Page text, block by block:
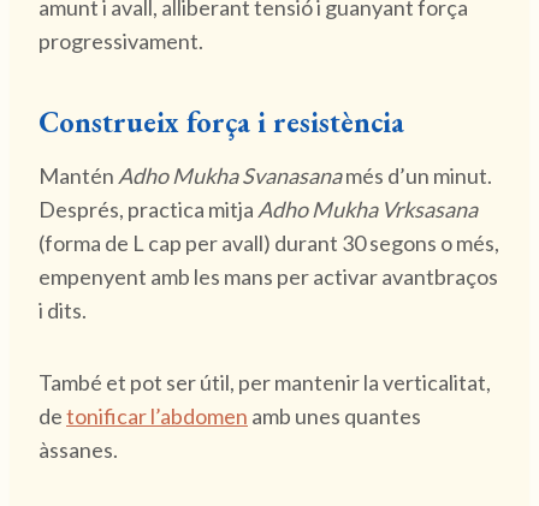
amunt i avall, alliberant tensió i guanyant força
progressivament.
Construeix força i resistència
Mantén Adho Mukha Svanasanamés d’un minut.
Després, practica mitja Adho Mukha Vrksasana
(forma de L cap per avall) durant 30 segons o més,
empenyent amb les mans per activar avantbraços
i dits.
També et pot ser útil, per mantenir la verticalitat,
detonificar l’abdomen amb unes quantes
àssanes.